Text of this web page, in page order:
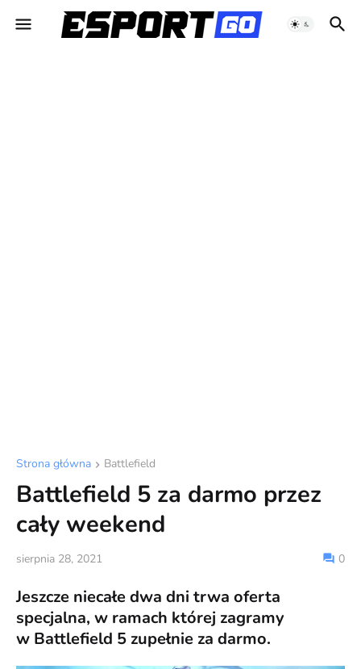
Strona główna Battlefield
Battlefield 5 za darmo przez
cały weekend
sierpnia 28, 2021 0
Jeszcze niecałe dwa dni trwa oferta
specjalna, w ramach której zagramy
w Battlefield 5 zupełnie za darmo.